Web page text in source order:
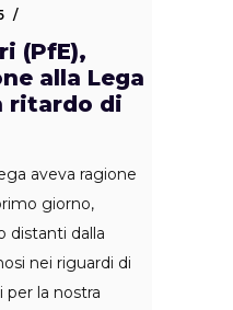
(PfE),
alla Lega
ritardo di
aveva ragione
giorno,
distanti dalla
nei riguardi di
la nostra